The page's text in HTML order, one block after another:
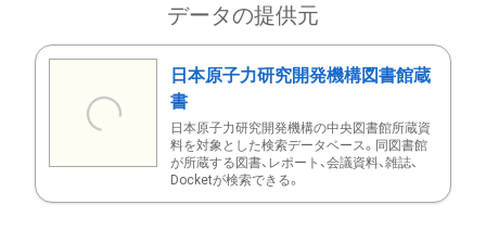
データの提供元
日本原子力研究開発機構図書館蔵
書
日本原子力研究開発機構の中央図書館所蔵資
料を対象とした検索データベース。同図書館
が所蔵する図書、レポート、会議資料、雑誌、
Docketが検索できる。